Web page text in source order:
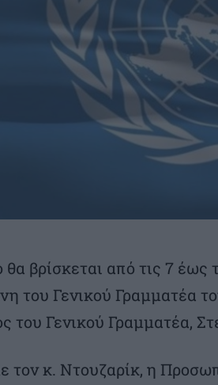
βρίσκεται από τις 7 έως
του Γενικού Γραμματέα
του Γενικού Γραμματέα,
κ. Ντουζαρίκ, η